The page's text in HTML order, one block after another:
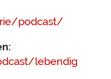
podcast/
lebendig